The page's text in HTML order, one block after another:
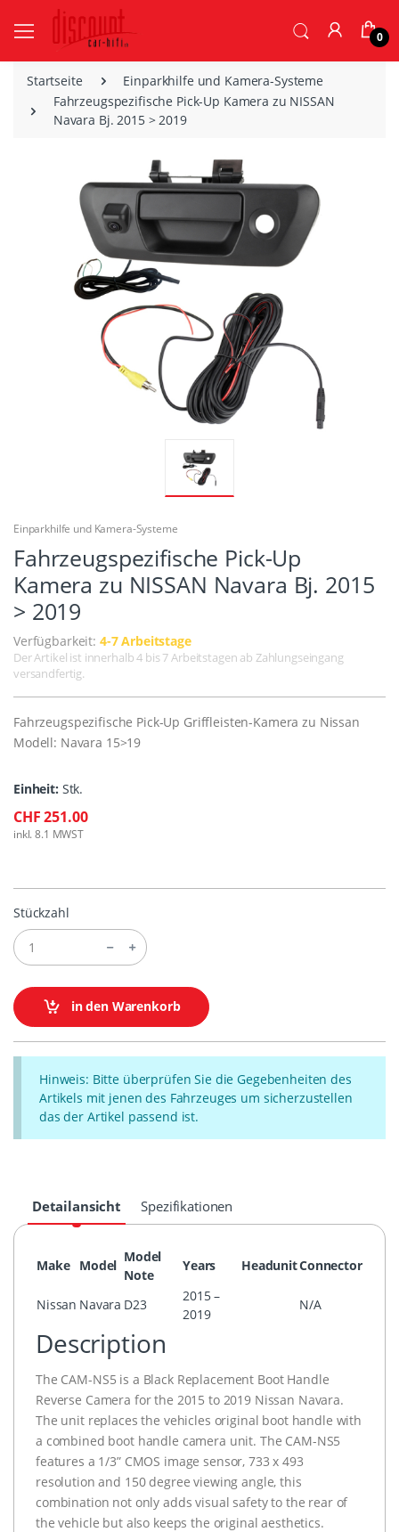
0
Startseite
Einparkhilfe und Kamera-Systeme
Fahrzeugspezifische Pick-Up Kamera zu NISSAN
Navara Bj. 2015 > 2019
Einparkhilfe und Kamera-Systeme
Fahrzeugspezifische Pick-Up
Kamera zu NISSAN Navara Bj. 2015
> 2019
Verfügbarkeit: 4-7 Arbeitstage
Der Artikel ist innerhalb 4 bis 7 Arbeitstagen ab Zahlungseingang
versandfertig.
Fahrzeugspezifische Pick-Up Griffleisten-Kamera zu Nissan
Modell: Navara 15>19
Einheit: Stk.
CHF 251.00
inkl. 8.1 MWST
Stückzahl
in den Warenkorb
Hinweis: Bitte überprüfen Sie die Gegebenheiten des
Artikels mit jenen des Fahrzeuges um sicherzustellen
das der Artikel passend ist.
Detailansicht Spezifikationen
Make Model
Model
Note
Years HeadunitConnector
Nissan Navara D23
2015 –
2019
N/A
Description
The CAM-NS5 is a Black Replacement Boot Handle
Reverse Camera for the 2015 to 2019 Nissan Navara.
The unit replaces the vehicles original boot handle with
a combined boot handle camera unit. The CAM-NS5
features a 1/3” CMOS image sensor, 733 x 493
resolution and 150 degree viewing angle, this
combination not only adds visual safety to the rear of
the vehicle but also keeps the original aesthetics.